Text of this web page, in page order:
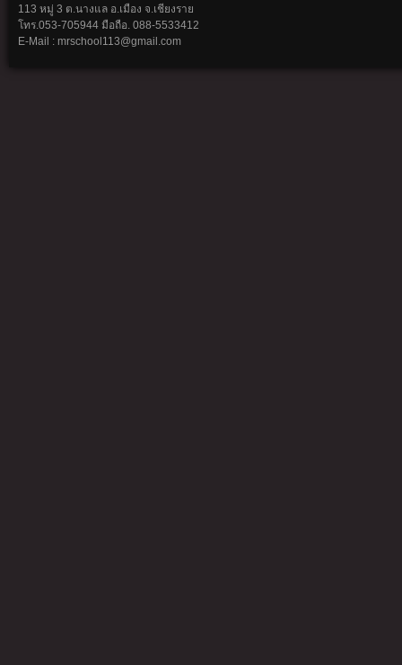
113 หมู่ 3 ต.นางแล อ.เมือง จ.เชียงราย
โทร.053-705944 มือถือ. 088-5533412
E-Mail : mrschool113@gmail.com